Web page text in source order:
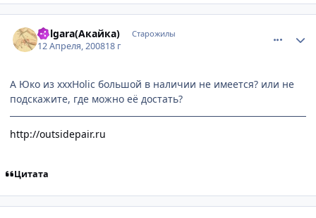
Polgara(Акайка) Старожилы
12 Апреля, 200818 г
А Юко из xxxHolic большой в наличии не имеется? или не
подскажите, где можно её достать?
http://outsidepair.ru
Цитата